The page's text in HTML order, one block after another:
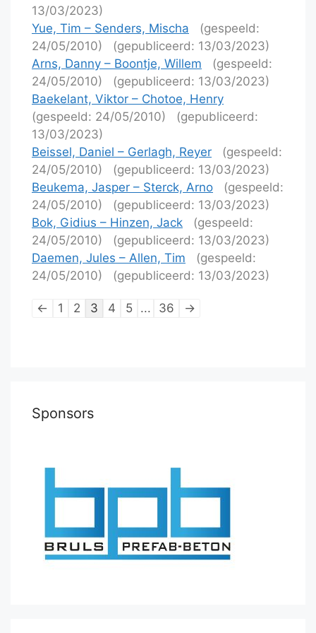
13/03/2023)
Yue, Tim – Senders, Mischa
(gespeeld:
24/05/2010)
(gepubliceerd: 13/03/2023)
Arns, Danny – Boontje, Willem
(gespeeld:
24/05/2010)
(gepubliceerd: 13/03/2023)
Baekelant, Viktor – Chotoe, Henry
(gespeeld: 24/05/2010)
(gepubliceerd:
13/03/2023)
Beissel, Daniel – Gerlagh, Reyer
(gespeeld:
24/05/2010)
(gepubliceerd: 13/03/2023)
Beukema, Jasper – Sterck, Arno
(gespeeld:
24/05/2010)
(gepubliceerd: 13/03/2023)
Bok, Gidius – Hinzen, Jack
(gespeeld:
24/05/2010)
(gepubliceerd: 13/03/2023)
Daemen, Jules – Allen, Tim
(gespeeld:
24/05/2010)
(gepubliceerd: 13/03/2023)
Lijstnavigatie
← 1 2 3 4 5 ... 36 →
Sponsors